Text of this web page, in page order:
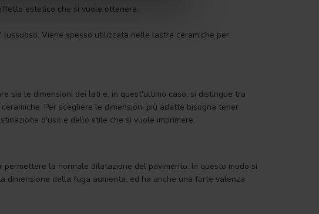
estetico che si vuole ottenere.
Viene spesso utilizzata nelle lastre ceramiche per
sia le dimensioni dei lati e, in quest'ultimo caso, si distingue tra
Per scegliere le dimensioni più adatte bisogna tener
d'uso e dello stile che si vuole imprimere.
la normale dilatazione del pavimento. In questo modo si
della fuga aumenta, ed ha anche una forte valenza